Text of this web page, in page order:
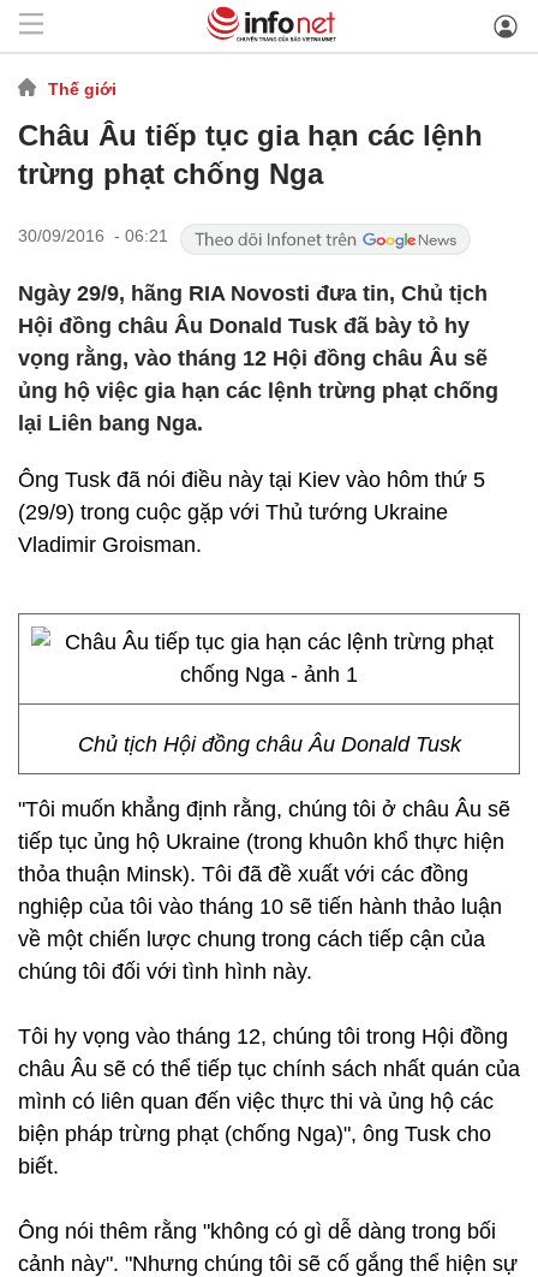
Thế giới
Châu Âu tiếp tục gia hạn các lệnh
trừng phạt chống Nga
30/09/2016 - 06:21
Ngày 29/9, hãng RIA Novosti đưa tin, Chủ tịch
Hội đồng châu Âu Donald Tusk đã bày tỏ hy
vọng rằng, vào tháng 12 Hội đồng châu Âu sẽ
ủng hộ việc gia hạn các lệnh trừng phạt chống
lại Liên bang Nga.
Ông Tusk đã nói điều này tại Kiev vào hôm thứ 5
(29/9) trong cuộc gặp với Thủ tướng Ukraine
Vladimir Groisman.
Chủ tịch Hội đồng châu Âu Donald Tusk
"Tôi muốn khẳng định rằng, chúng tôi ở châu Âu sẽ
tiếp tục ủng hộ Ukraine (trong khuôn khổ thực hiện
thỏa thuận Minsk). Tôi đã đề xuất với các đồng
nghiệp của tôi vào tháng 10 sẽ tiến hành thảo luận
về một chiến lược chung trong cách tiếp cận của
chúng tôi đối với tình hình này.
Tôi hy vọng vào tháng 12, chúng tôi trong Hội đồng
châu Âu sẽ có thể tiếp tục chính sách nhất quán của
mình có liên quan đến việc thực thi và ủng hộ các
biện pháp trừng phạt (chống Nga)", ông Tusk cho
biết.
Ông nói thêm rằng "không có gì dễ dàng trong bối
cảnh này". "Nhưng chúng tôi sẽ cố gắng thể hiện sự